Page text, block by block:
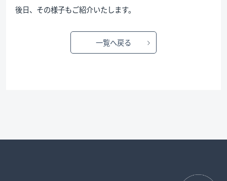
後日、その様子もご紹介いたします。
一覧へ戻る